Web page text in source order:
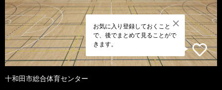
お気に入り登録しておくこと
で、後でまとめて見ることがで
きます。
十和田市総合体育センター